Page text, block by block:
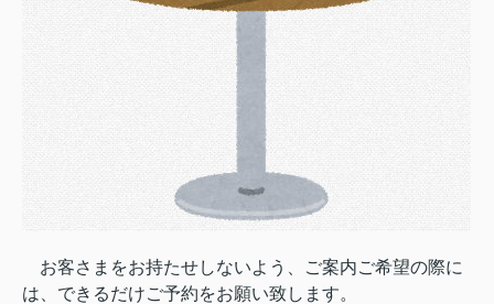
お客さまをお持たせしないよう、
ご案内ご希望の際に
は、できるだけご予約をお願い致します。